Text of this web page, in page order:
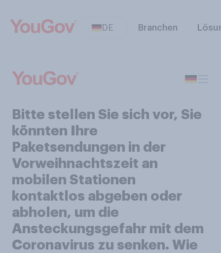
DE Branchen
Bitte stellen Sie sich vor, Sie
könnten Ihre
Paketsendungen in der
Vorweihnachtszeit an
mobilen Stationen
kontaktlos abgeben oder
abholen, um die
Ansteckungsgefahr mit dem
Coronavirus zu senken. Wie